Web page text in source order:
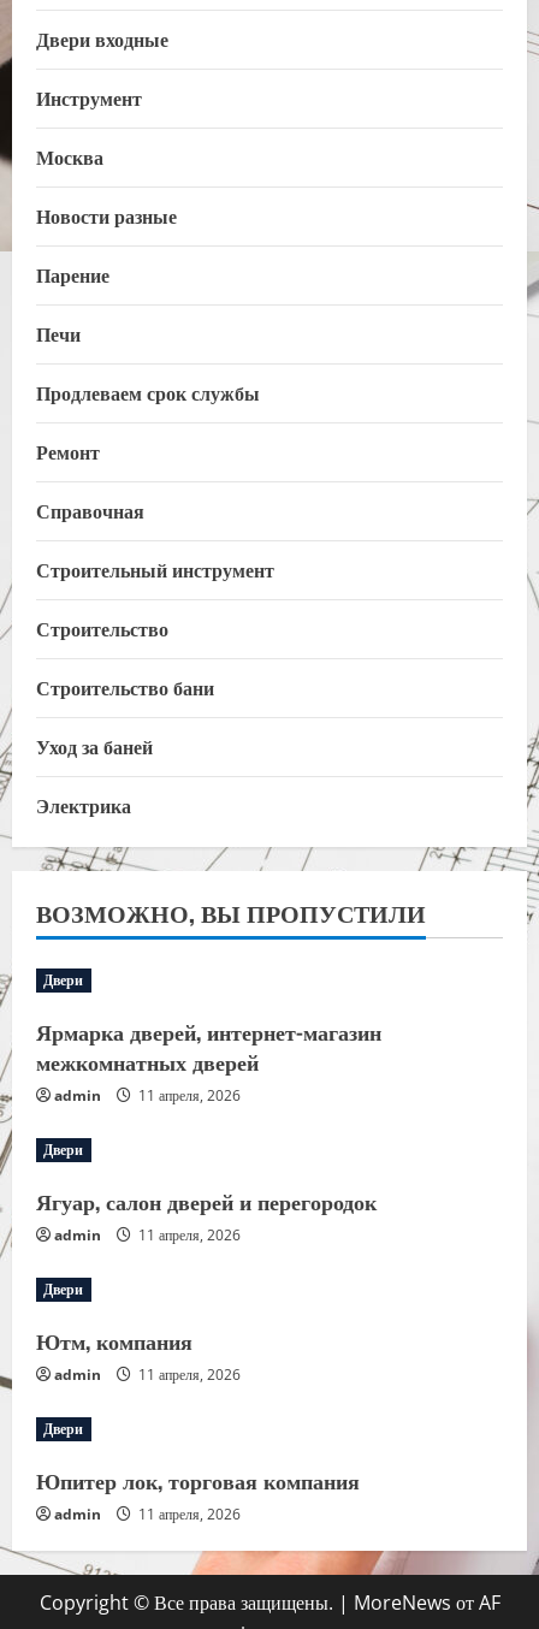
Двери входные
Инструмент
Москва
Новости разные
Парение
Печи
Продлеваем срок службы
Ремонт
Справочная
Строительный инструмент
Строительство
Строительство бани
Уход за баней
Электрика
ВОЗМОЖНО, ВЫ ПРОПУСТИЛИ
Двери
Ярмарка дверей, интернет-магазин
межкомнатных дверей
admin 11 апреля, 2026
Двери
Ягуар, салон дверей и перегородок
admin 11 апреля, 2026
Двери
Ютм, компания
admin 11 апреля, 2026
Двери
Юпитер лок, торговая компания
admin 11 апреля, 2026
Copyright © Все права защищены. | MoreNews от AF